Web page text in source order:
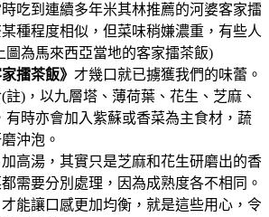
吃到連續多年米其林推薦的河婆客家擂
種程度相似，但菜味稍嫌濃重，有些人
圖為馬來西亞當地的客家擂茶飯)
家擂茶飯》 才幾口就已擄獲我們的味蕾。
)，以九層塔、薄荷葉、花生、芝麻、
有時亦會加入紫蘇或香菜為主食材，蔬
沖泡。
高湯，其實只是芝麻和花生研磨出的香
需要分別處理，因為成熟度各不相同。
能讓口感更加均衡，就是這些用心，令